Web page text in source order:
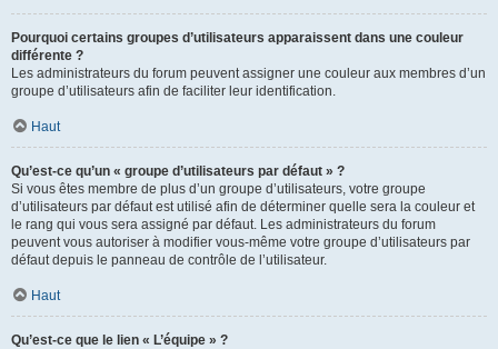
Pourquoi certains groupes d’utilisateurs apparaissent dans une couleur
différente ?
Les administrateurs du forum peuvent assigner une couleur aux membres d’un
groupe d’utilisateurs afin de faciliter leur identification.
Haut
Qu’est-ce qu’un « groupe d’utilisateurs par défaut » ?
Si vous êtes membre de plus d’un groupe d’utilisateurs, votre groupe
d’utilisateurs par défaut est utilisé afin de déterminer quelle sera la couleur et
le rang qui vous sera assigné par défaut. Les administrateurs du forum
peuvent vous autoriser à modifier vous-même votre groupe d’utilisateurs par
défaut depuis le panneau de contrôle de l’utilisateur.
Haut
Qu’est-ce que le lien « L’équipe » ?